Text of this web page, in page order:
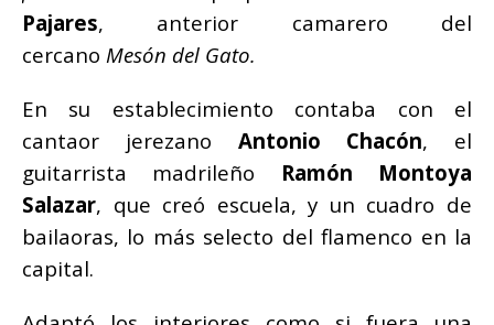
Pajares, anterior camarero del
cercano Mesón del Gato.
En su establecimiento contaba con el
cantaor jerezano Antonio Chacón, el
guitarrista madrileño Ramón Montoya
Salazar, que creó escuela, y un cuadro de
bailaoras, lo más selecto del flamenco en la
capital.